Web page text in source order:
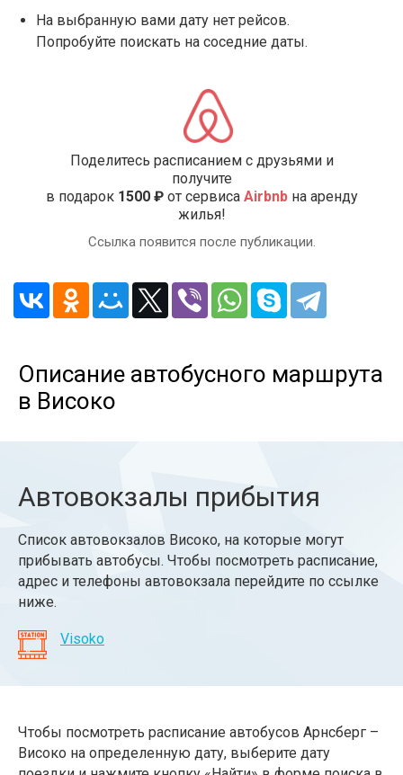
На выбранную вами дату нет рейсов.
Попробуйте поискать на соседние даты.
Поделитесь расписанием с друзьями и
получите
в подарок 1500 ₽от сервиса Airbnbна аренду
жилья!
Ссылка появится после публикации.
Описание автобусного маршрута
в Високо
Автовокзалы прибытия
Список автовокзалов Високо, на которые могут
прибывать автобусы. Чтобы посмотреть расписание,
адрес и телефоны автовокзала перейдите по ссылке
ниже.
Visoko
Чтобы посмотреть расписание автобусов Арнсберг –
Високо на определенную дату, выберите дату